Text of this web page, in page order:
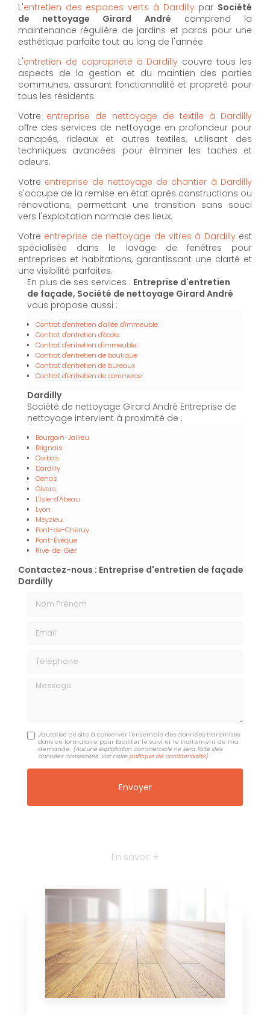
L'entretien des espaces verts à Dardillypar Société
de nettoyage Girard André comprend la
maintenance régulière de jardins et parcs pour une
esthétique parfaite tout au long de l'année.
L'entretien de copropriété à Dardilly couvre tous les
aspects de la gestion et du maintien des parties
communes, assurant fonctionnalité et propreté pour
tous les résidents.
Votre entreprise de nettoyage de textile à Dardilly
offre des services de nettoyage en profondeur pour
canapés, rideaux et autres textiles, utilisant des
techniques avancées pour éliminer les taches et
odeurs.
Votre entreprise de nettoyage de chantier à Dardilly
s'occupe de la remise en état après constructions ou
rénovations, permettant une transition sans souci
vers l'exploitation normale des lieux.
Votre entreprise de nettoyage de vitres à Dardillyest
spécialisée dans le lavage de fenêtres pour
entreprises et habitations, garantissant une clarté et
une visibilité parfaites.
En plus de ses services : Entreprise d'entretien
de façade, Société de nettoyage Girard André
vous propose aussi :
Contrat d'entretien d'allée d'immeuble
Contrat d'entretien d'école
Contrat d'entretien d'immeuble
Contrat d'entretien de boutique
Contrat d'entretien de bureaux
Contrat d'entretien de commerce
Dardilly
Société de nettoyage Girard André Entreprise de
nettoyage intervient à proximité de :
Bourgoin-Jallieu
Brignais
Corbas
Dardilly
Genas
Givors
L'Isle-d'Abeau
Lyon
Meyzieu
Pont-de-Chéruy
Pont-Évêque
Rive-de-Gier
Contactez-nous : Entreprise d'entretien de façade
Dardilly
Message
J'autorise ce site à conserver l'ensemble des données transmises
dans ce formulaire pour faciliter le suivi et le traitement de ma
demande. (Aucune exploitation commerciale ne sera faite des
données conservées. Voir notre politique de confidentialité)
En savoir +